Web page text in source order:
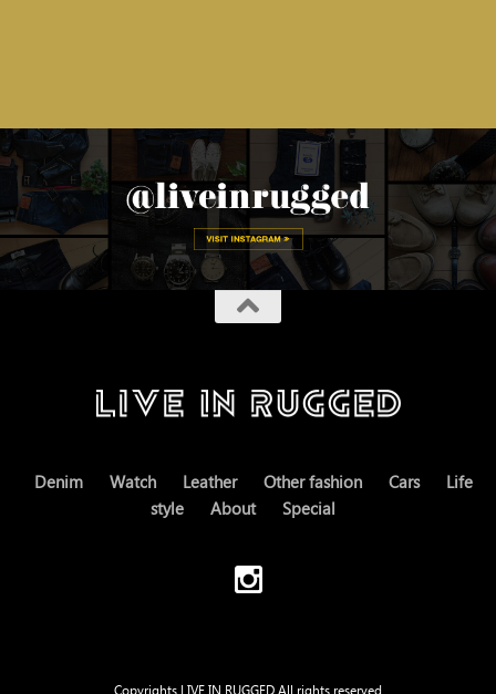
Denim Watch Leather Other fashion Cars
Life
style
About Special
Copyrights LIVE IN RUGGED All rights reserved